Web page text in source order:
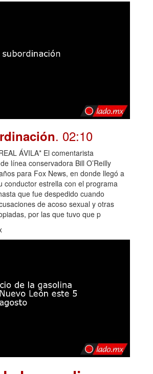
. 02:10
ÁVILA* El comentarista
línea conservadora Bill O’Reilly
para Fox News, en donde llegó a
conductor estrella con el programa
que fue despedido cuando
de acoso sexual y otras
por las que tuvo que p